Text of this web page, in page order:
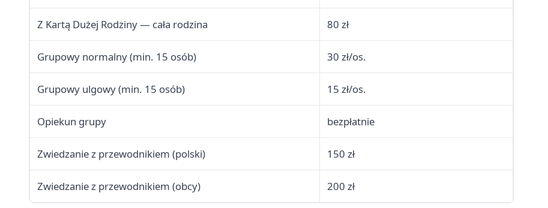
Z Kartą Dużej Rodziny — cała rodzina 80 zł
Grupowy normalny (min. 15 osób) 30 zł/os.
Grupowy ulgowy (min. 15 osób) 15 zł/os.
Opiekun grupy bezpłatnie
Zwiedzanie z przewodnikiem (polski) 150 zł
Zwiedzanie z przewodnikiem (obcy) 200 zł